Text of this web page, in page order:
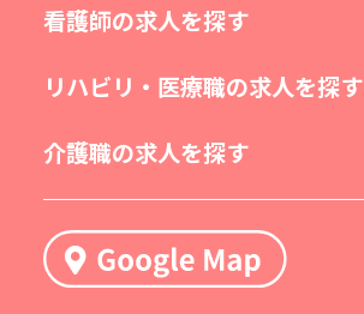
看護師の求人を探す
リハビリ・医療職の求人を探す
介護職の求人を探す